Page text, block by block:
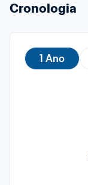
Cronologia
1 Ano